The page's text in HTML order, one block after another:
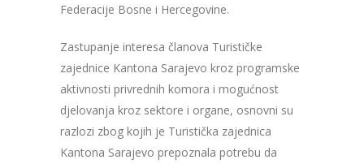
Federacije Bosne i Hercegovine.
Zastupanje interesa članova Turističke
zajednice Kantona Sarajevo kroz programske
aktivnosti privrednih komora i mogućnost
djelovanja kroz sektore i organe, osnovni su
razlozi zbog kojih je Turistička zajednica
Kantona Sarajevo prepoznala potrebu da